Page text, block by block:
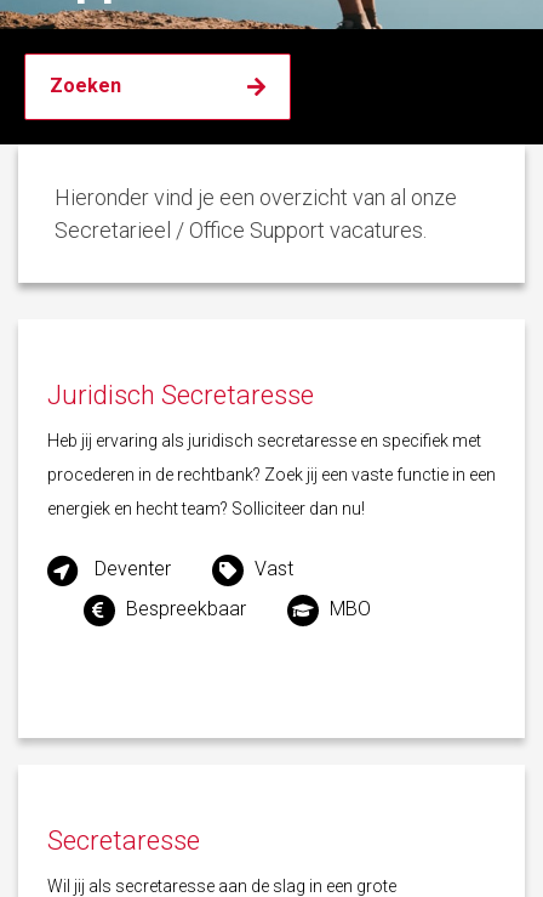
Hieronder vind je een overzicht van al onze
Secretarieel / Office Support vacatures.
Juridisch Secretaresse
Heb jij ervaring als juridisch secretaresse en specifiek met
procederen in de rechtbank? Zoek jij een vaste functie in een
energiek en hecht team? Solliciteer dan nu!
Deventer
Vast
Bespreekbaar
MBO
Secretaresse
Wil jij als secretaresse aan de slag in een grote